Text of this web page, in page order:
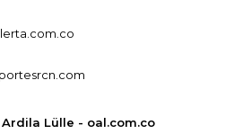
Lülle - oal.com.co